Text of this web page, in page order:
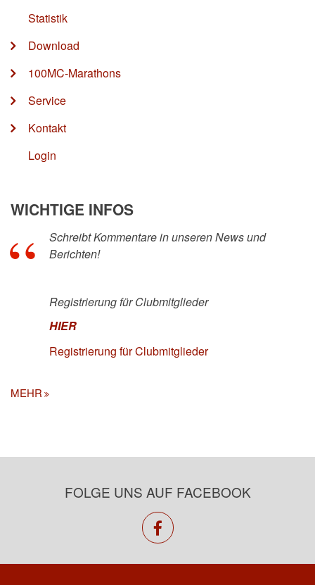
Statistik
Download
100MC-Marathons
Service
Kontakt
Login
WICHTIGE INFOS
Schreibt Kommentare in unseren News und
Berichten!
Registrierung für Clubmitglieder
HIER
Registrierung für Clubmitglieder
MEHR
FOLGE UNS AUF FACEBOOK
facebook